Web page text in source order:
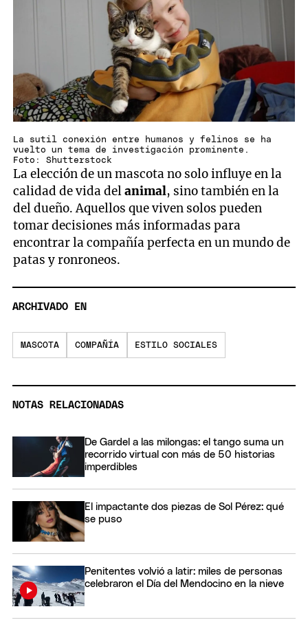
La sutil conexión entre humanos y felinos se ha
vuelto un tema de investigación prominente.
Foto: Shutterstock
La elección de un mascota no solo influye en la
calidad de vida delanimal, sino también en la
del dueño. Aquellos que viven solos pueden
tomar decisiones más informadas para
encontrar la compañía perfecta en un mundo de
patas y ronroneos.
ARCHIVADO EN
MASCOTA COMPAÑÍA ESTILO SOCIALES
NOTAS RELACIONADAS
De Gardel a las milongas: el tango suma un
recorrido virtual con más de 50 historias
imperdibles
El impactante dos piezas de Sol Pérez: qué
se puso
Penitentes volvió a latir: miles de personas
celebraron el Día del Mendocino en la nieve